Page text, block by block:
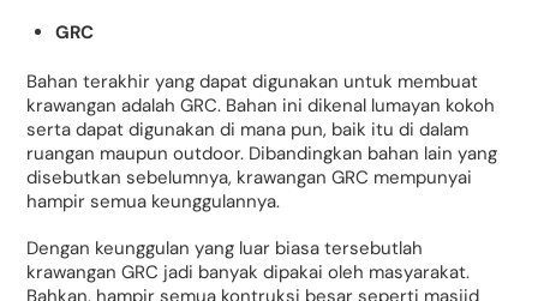
GRC
Bahan terakhir yang dapat digunakan untuk membuat
krawangan adalah GRC. Bahan ini dikenal lumayan kokoh
serta dapat digunakan di mana pun, baik itu di dalam
ruangan maupun outdoor. Dibandingkan bahan lain yang
disebutkan sebelumnya, krawangan GRC mempunyai
hampir semua keunggulannya.
Dengan keunggulan yang luar biasa tersebutlah
krawangan GRC jadi banyak dipakai oleh masyarakat.